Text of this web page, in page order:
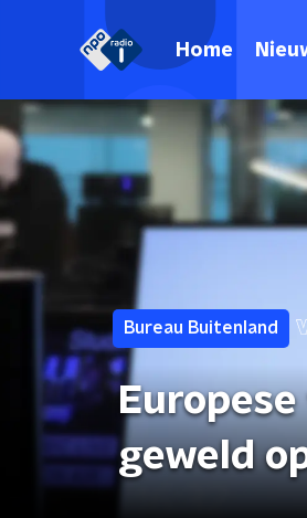
Home
Bureau Buitenland
geweld